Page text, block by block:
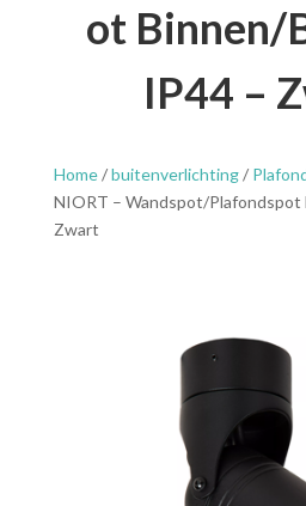
ot Binnen/
IP44 –
Home/buitenverlichting/
NIORT – Wandspot/Plafondspot
Zwart